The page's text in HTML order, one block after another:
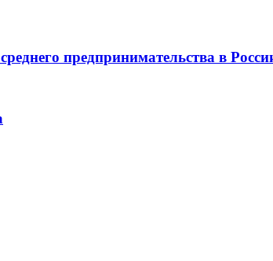
предпринимательства в